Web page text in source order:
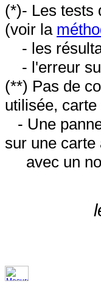
(*)- Les tests
(voir la
- les
- l'erreur
(**) Pas de
utilisée, carte
- Une
sur une
avec un